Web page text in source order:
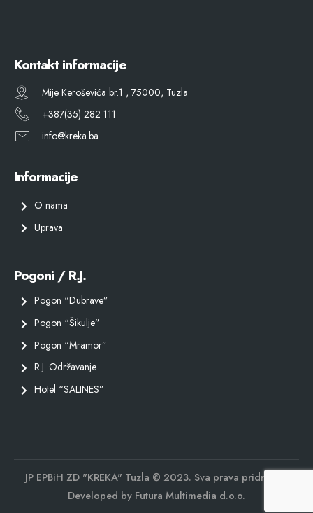
Kontakt informacije
Mije Keroševića br.1 , 75000, Tuzla
+387(35) 282 111
info@kreka.ba
Informacije
O nama
Uprava
Pogoni / R.J.
Pogon “Dubrave”
Pogon “Šikulje”
Pogon “Mramor”
R.J. Održavanje
Hotel “SALINES”
JP EPBiH ZD "KREKA" Tuzla © 2023. Sva prava pridržana.
Developed by Futura Multimedia d.o.o.